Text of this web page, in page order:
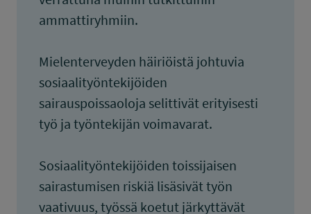
ammattiryhmiin.
Mielenterveyden häiriöistä johtuvia
sosiaalityöntekijöiden
sairauspoissaoloja selittivät erityisesti
työ ja työntekijän voimavarat.
Sosiaalityöntekijöiden toissijaisen
sairastumisen riskiä lisäsivät työn
vaativuus, työssä koetut järkyttävät